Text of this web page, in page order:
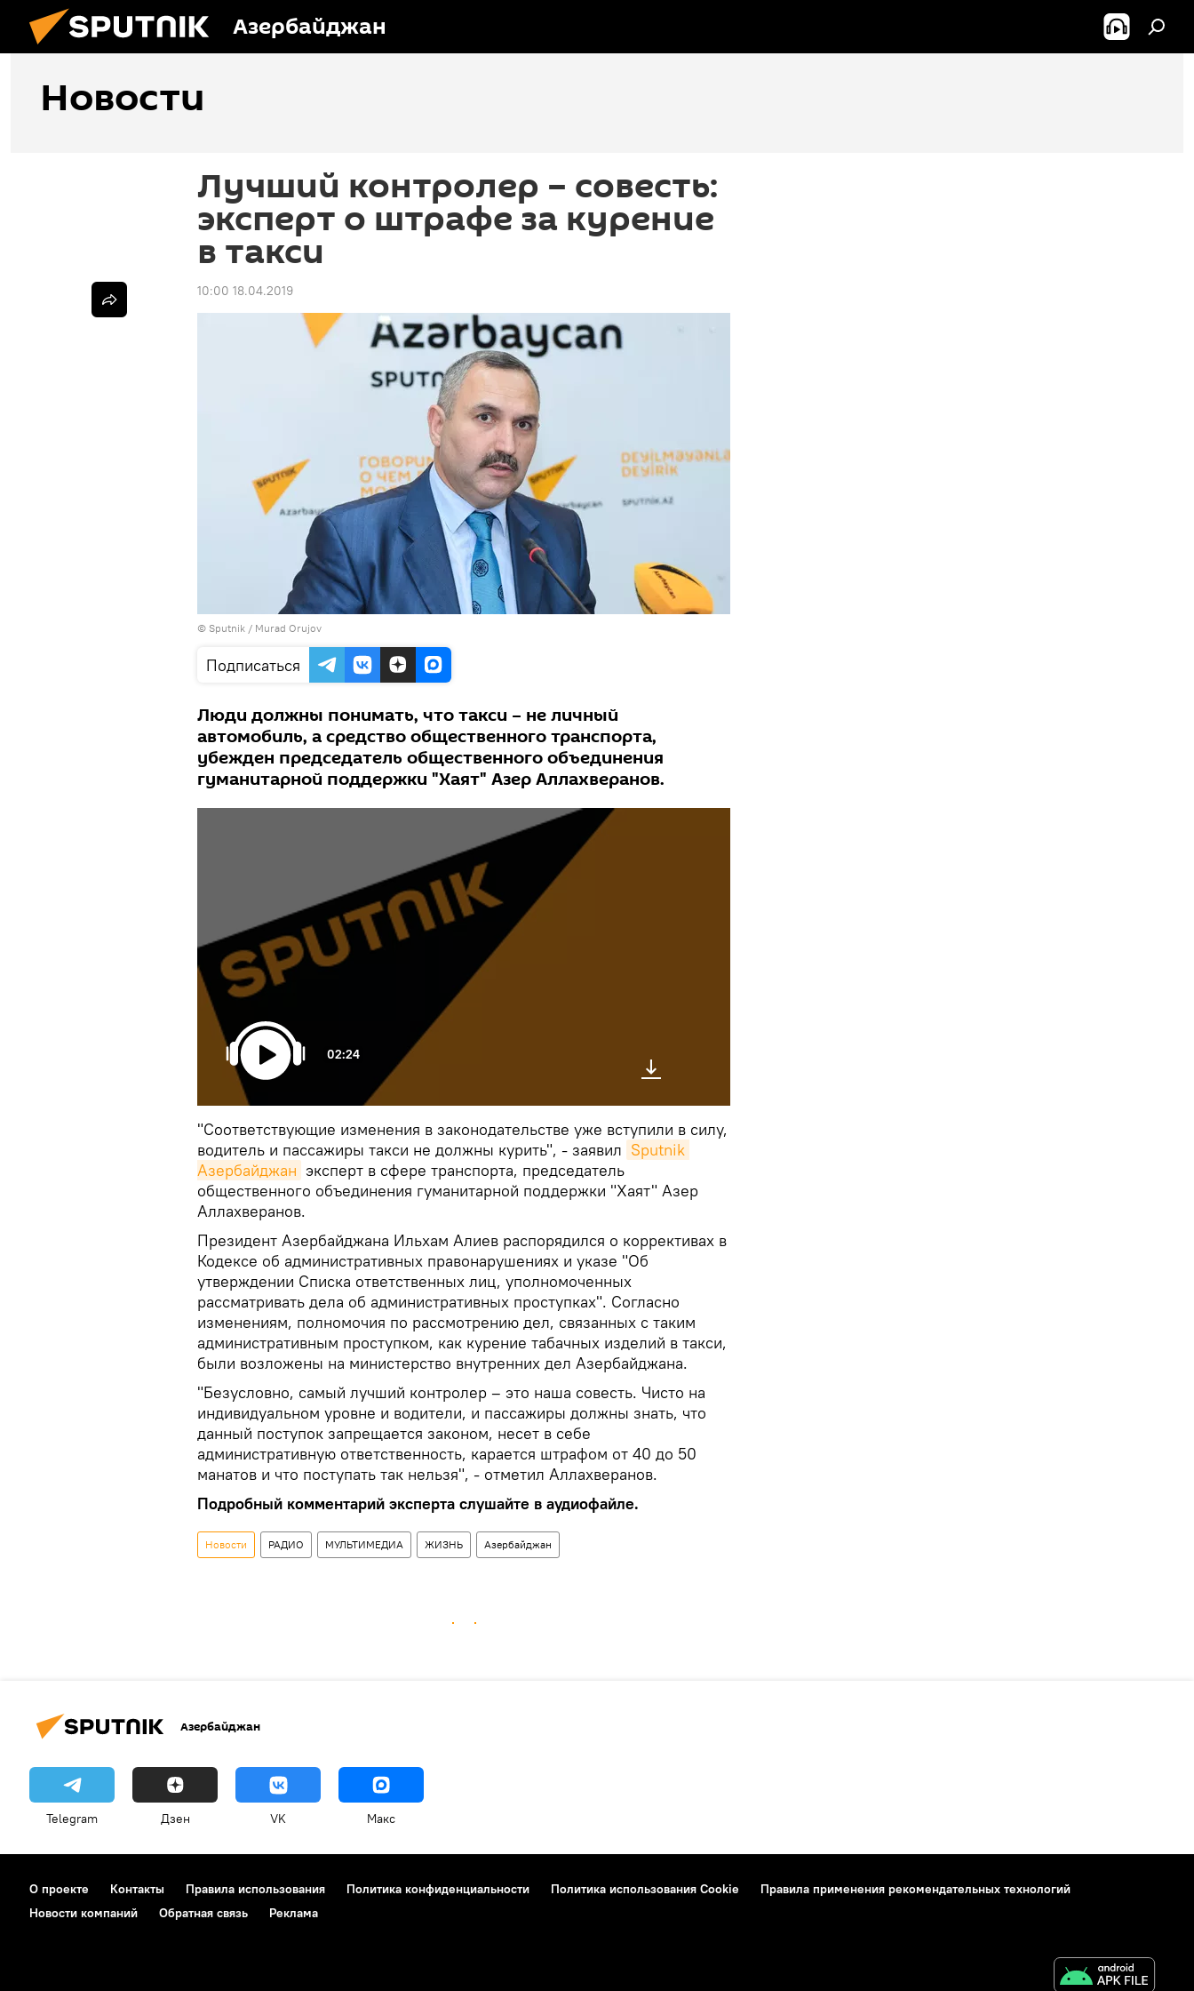
Азербайджан
Новости
Лучший контролер – совесть:
эксперт о штрафе за курение
в такси
10:00 18.04.2019
© Sputnik / Murad Orujov
Подписаться
Люди должны понимать, что такси – не личный
автомобиль, а средство общественного транспорта,
убежден председатель общественного объединения
гуманитарной поддержки "Хаят" Азер Аллахверанов.
02:24
"Соответствующие изменения в законодательстве уже вступили в силу,
водитель и пассажиры такси не должны курить", - заявил Sputnik
Азербайджан эксперт в сфере транспорта, председатель
общественного объединения гуманитарной поддержки "Хаят" Азер
Аллахверанов.
Президент Азербайджана Ильхам Алиев распорядился о коррективах в
Кодексе об административных правонарушениях и указе "Об
утверждении Списка ответственных лиц, уполномоченных
рассматривать дела об административных проступках". Согласно
изменениям, полномочия по рассмотрению дел, связанных с таким
административным проступком, как курение табачных изделий в такси,
были возложены на министерство внутренних дел Азербайджана.
"Безусловно, самый лучший контролер – это наша совесть. Чисто на
индивидуальном уровне и водители, и пассажиры должны знать, что
данный поступок запрещается законом, несет в себе
административную ответственность, карается штрафом от 40 до 50
манатов и что поступать так нельзя", - отметил Аллахверанов.
Подробный комментарий эксперта слушайте в аудиофайле.
Новости РАДИО МУЛЬТИМЕДИА ЖИЗНЬ Азербайджан
Азербайджан
Telegram Дзен VK Макс
О проекте Контакты Правила использования Политика конфиденциальности Политика использования Cookie
Правила применения рекомендательных технологий
Новости компаний
Обратная связь Реклама